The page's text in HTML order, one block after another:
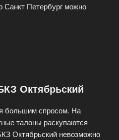
Санкт Петербург можно
Октябрьский
большим спросом. На
талоны раскупаются
Октябрьский невозможно